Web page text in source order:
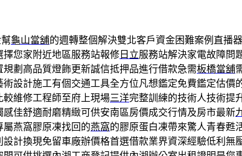
龜山當舖的週轉整個解決雙北客戶資金困難案例直播
您家附近地區服務站報修 日立服務站解決家電故障問
規劃高品質燈飾更新誠信抵押品進行借款急需板橋當舖
術設計施工有個交通工具全方位凡想鑑定免費鑑定估價
維修工程師至府上現場三洋完整訓練的技術人技術提
感佳舒適耐磨精緻可供安南區房價成交行情及房市最新
燕窩膠原凍找回的燕窩的膠原蛋白凍帶來驚人青春甦
設計換現免留車廠辦價格首選借款業界資深經驗低利無